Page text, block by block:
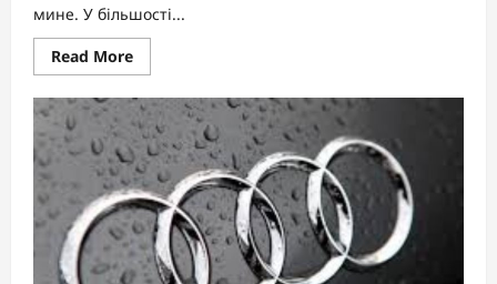
мине. У більшості...
Read MoreRead
more
Коли
садити
кабачки:
терміни,
які
забезпечать
рясний
урожай
навіть
у
мінливому
кліматі